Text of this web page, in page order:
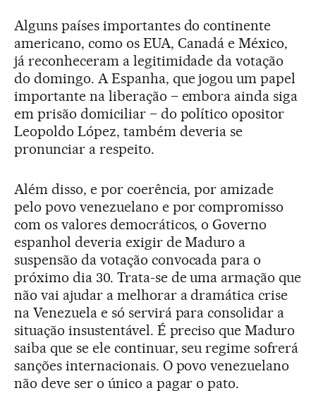
Alguns países importantes do continente
americano, como os EUA, Canadá e México,
já reconheceram a legitimidade da votação
do domingo. A Espanha, que jogou um papel
importante na liberação – embora ainda siga
em prisão domiciliar – do político opositor
Leopoldo López, também deveria se
pronunciar a respeito.
Além disso, e por coerência, por amizade
pelo povo venezuelano e por compromisso
com os valores democráticos, o Governo
espanhol deveria exigir de Maduro a
suspensão da votação convocada para o
próximo dia 30. Trata-se de uma armação que
não vai ajudar a melhorar a dramática crise
na Venezuela e só servirá para consolidar a
situação insustentável. É preciso que Maduro
saiba que se ele continuar, seu regime sofrerá
sanções internacionais. O povo venezuelano
não deve ser o único a pagar o pato.